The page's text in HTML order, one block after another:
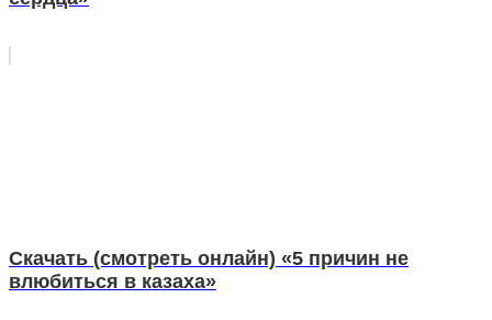
Скачать (смотреть онлайн) «5 причин не
влюбиться в казаха»